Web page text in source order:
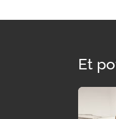
Et